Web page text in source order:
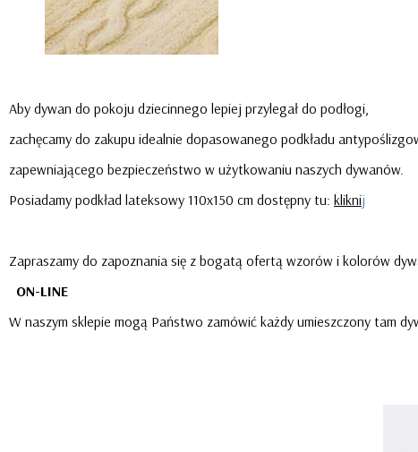
Aby dywan do pokoju dziecinnego lepiej przylegał do podłogi,
zachęcamy do zakupu idealnie dopasowanego podkładu
zapewniającego bezpieczeństwo w użytkowaniu naszych dywanów.
Posiadamy podkład lateksowy 110x150 cm dostępny tu: kliknij
Zapraszamy do zapoznania się z bogatą ofertą wzorów i kolorów
ON-LINE
W naszym sklepie mogą Państwo zamówić każdy umieszczony tam